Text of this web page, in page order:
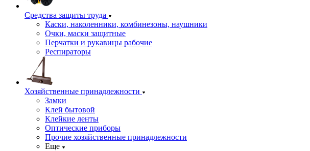
Средства защиты труда
Каски, наколенники, комбинезоны, наушники
Очки, маски защитные
Перчатки и рукавицы рабочие
Респираторы
Хозяйственные принадлежности
Замки
Клей бытовой
Клейкие ленты
Оптические приборы
Прочие хозяйственные принадлежности
Еще